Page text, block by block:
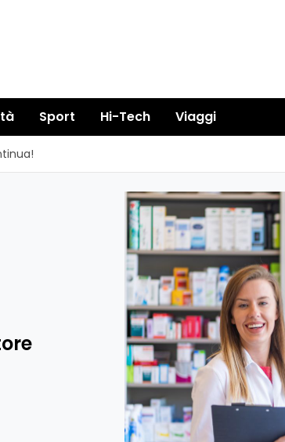
Sport Hi-Tech Viaggi